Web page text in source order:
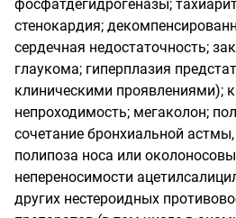
фосфатдегидрогеназы;
стенокардия;
сердечная недостаточность;
глаукома; гиперплазия
клиническими проявлениями);
непроходимость; мегаколон;
сочетание бронхиальной
полипоза носа или
непереносимости
других нестероидных